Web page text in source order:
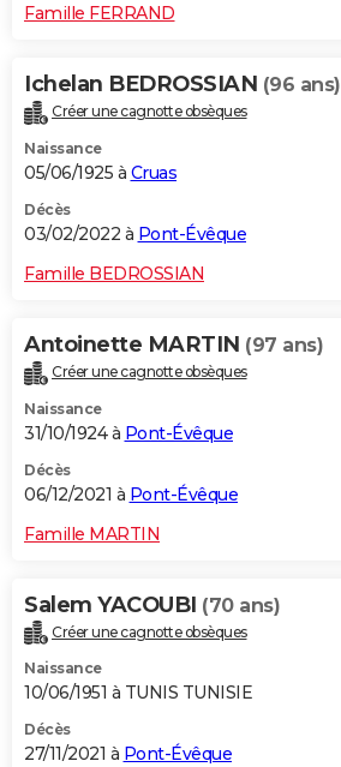
Famille FERRAND
Ichelan BEDROSSIAN (96 ans)
Créer une cagnotte obsèques
Naissance
05/06/1925 à Cruas
Décès
03/02/2022 à Pont-Évêque
Famille BEDROSSIAN
Antoinette MARTIN (97 ans)
Créer une cagnotte obsèques
Naissance
31/10/1924 à Pont-Évêque
Décès
06/12/2021 à Pont-Évêque
Famille MARTIN
Salem YACOUBI (70 ans)
Créer une cagnotte obsèques
Naissance
10/06/1951 à TUNIS TUNISIE
Décès
27/11/2021 à Pont-Évêque